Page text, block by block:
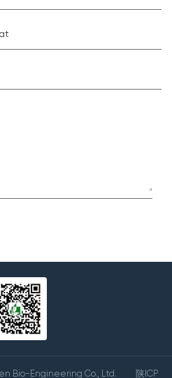
Bio-Engineering Co., Ltd. 陕ICP